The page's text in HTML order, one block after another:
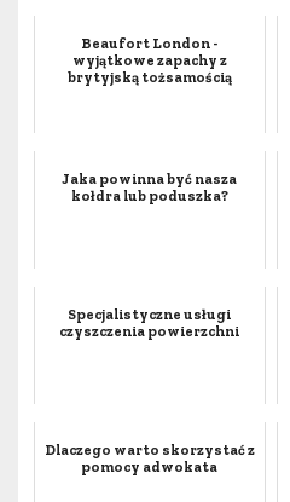
Beaufort London -
wyjątkowe zapachy z
brytyjską tożsamością
Jaka powinna być nasza
kołdra lub poduszka?
Specjalistyczne usługi
czyszczenia powierzchni
Dlaczego warto skorzystać z
pomocy adwokata